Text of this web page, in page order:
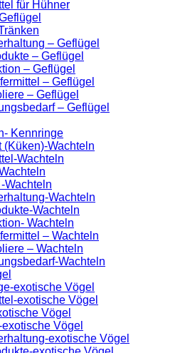
für Hühner
– Geflügel
– Geflügel
– Geflügel
– Geflügel
– Geflügel
– Geflügel
Kennringe
(Küken)-Wachteln
Wachteln
Wachteln
Wachteln
Wachteln
Wachteln
– Wachteln
– Wachteln
Wachteln
exotische Vögel
exotische Vögel
Vögel
Vögel
exotische Vögel